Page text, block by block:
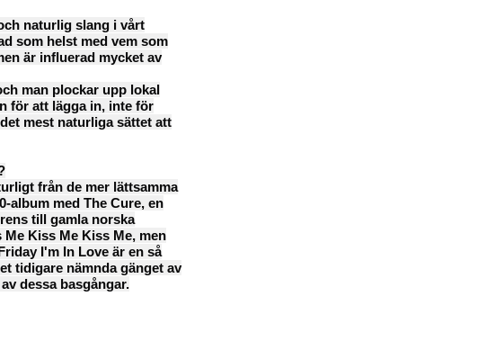
naturlig slang i vårt
som helst med vem som
är influerad mycket av
man plockar upp lokal
för att lägga in, inte för
mest naturliga sättet att
från de mer lättsamma
album med The Cure, en
till gamla norska
Kiss Me Kiss Me, men
I'm In Love är en så
tidigare nämnda gänget av
dessa basgångar.